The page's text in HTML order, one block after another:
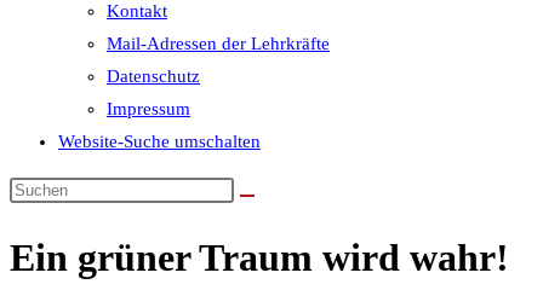
Kontakt
Mail-Adressen der Lehrkräfte
Datenschutz
Impressum
Website-Suche umschalten
Ein grüner Traum wird wahr!